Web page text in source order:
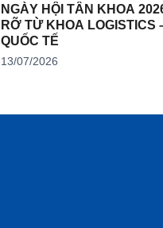
NGÀY HỘI TÂN KHOA
RỠ TỪ KHOA LOGISTICS
QUỐC TẾ
13/07/2026